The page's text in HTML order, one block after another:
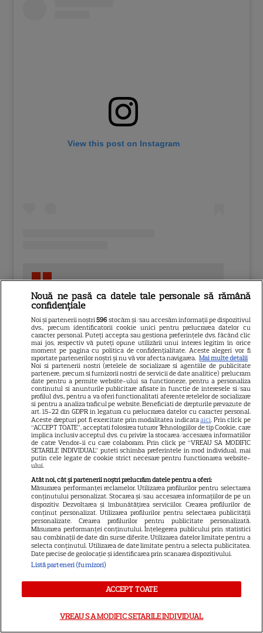
View this post on Instagram
A post shared by Madeline Rose Zima (@maddyzima)
Fetița mititică din „Dădaca” este acum
femeie în toată firea, având 35 de ani! Zima a
făcut cu succes tranziția către actorie, odată
terminată copilăria. A fost remarcată în
serialul „Californication”, a apărut în
„Heroes”, iar mai recent, a avut roluri
episodice în seriale precum „Good Girls”,
„Perry Mason” sau „In Treatment”.
Charles Shaughnessy dadaca Fran Drescher
Urmărește-ne peGoogle News
Cel mai nou VIDEO
Nouă ne pasă ca datele tale personale să rămână
confidențiale
Noi și partenerii noștri596 stocăm și/sau accesăm informații pe dispozitivul
dvs., precum identificatorii cookie unici pentru prelucrarea datelor cu
caracter personal. Puteți accepta sau gestiona preferințele dvs. făcând clic
mai jos, respectiv vă puteți opune utilizării unui interes legitim în orice
moment pe pagina cu politica de confidențialitate. Aceste alegeri vor fi
raportate partenerilor noștri și nu vă vor afecta navigarea. Mai multe detalii
Noi si partenerii nostri (retelele de socializare si agentiile de publicitate
partenere, precum si furnizorii nostri de servicii de date analitice) prelucram
date pentru a permite website-ului sa functioneze, pentru a personaliza
continutul si anunturile publicitare afisate in functie de interesele si/sau
profilul dvs., pentru a va oferi functionalitati aferente retelelor de socializare
si pentru a analiza traficul pe website. Beneficiati de drepturile prevazute de
art. 15-22 din GDPR in legatura cu prelucrarea datelor cu caracter personal.
Aceste drepturi pot fi exercitate prin modalitatea indicataaici. Prin click pe
“ACCEPT TOATE”, acceptati folosirea tuturor Tehnologiilor de tip Cookie, care
implica inclusiv acceptul dvs. cu privire la stocarea/accesarea informatiilor
de catre Vendor-ii cu care colaboram. Prin click pe “VREAU SA MODIFIC
SETARILE INDIVIDUAL” puteti schimba preferintele in mod individual, mai
putin cele legate de cookie strict necesare pentru functionarea website-
ului.
Atât noi, cât și partenerii noștri prelucrăm datele pentru a oferi:
Măsurarea performanței reclamelor. Utilizarea profilurilor pentru selectarea
conținutului personalizat. Stocarea și/sau accesarea informațiilor de pe un
dispozitiv. Dezvoltarea și îmbunătățirea serviciilor. Crearea profilurilor de
conținut personalizat. Utilizarea profilurilor pentru selectarea publicității
personalizate. Crearea profilurilor pentru publicitate personalizată.
Măsurarea performanței conținutului. Înțelegerea publicului prin statistici
sau combinații de date din surse diferite. Utilizarea datelor limitate pentru a
selecta conținutul. Utilizarea de date limitate pentru a selecta publicitatea.
Date precise de geolocație și identificarea prin scanarea dispozitivului.
Listă parteneri (furnizori)
ACCEPT TOATE
VREAU SA MODIFIC SETARILE INDIVIDUAL